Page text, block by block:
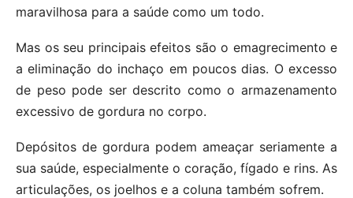
maravilhosa para a saúde como um todo.
Mas os seu principais efeitos são o emagrecimento e
a eliminação do inchaço em poucos dias. O excesso
de peso pode ser descrito como o armazenamento
excessivo de gordura no corpo.
Depósitos de gordura podem ameaçar seriamente a
sua saúde, especialmente o coração, fígado e rins. As
articulações, os joelhos e a coluna também sofrem.